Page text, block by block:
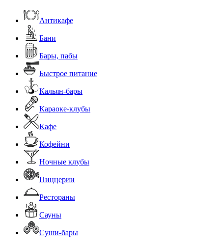
Антикафе
Бани
Бары, пабы
Быстрое питание
Кальян-бары
Караоке-клубы
Кафе
Кофейни
Ночные клубы
Пиццерии
Рестораны
Сауны
Суши-бары